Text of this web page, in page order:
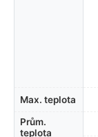
Max. teplota
Prům.
teplota